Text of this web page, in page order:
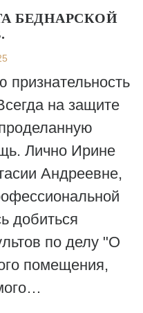
БЕДНАРСКОЙ
признательность
на защите
Лично Ирине
Андреевне,
добиться
по делу "О
помещения,